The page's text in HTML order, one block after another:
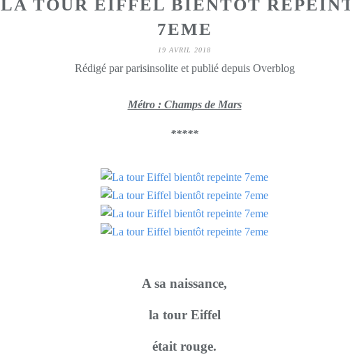
LA TOUR EIFFEL BIENTÔT
7EME
19 AVRIL 2018
Rédigé par parisinsolite et publié depuis Overblog
Métro : Champs de Mars
*****
A sa naissance,
la tour Eiffel
était rouge.